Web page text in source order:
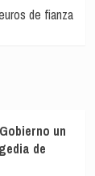
de fianza
un
de